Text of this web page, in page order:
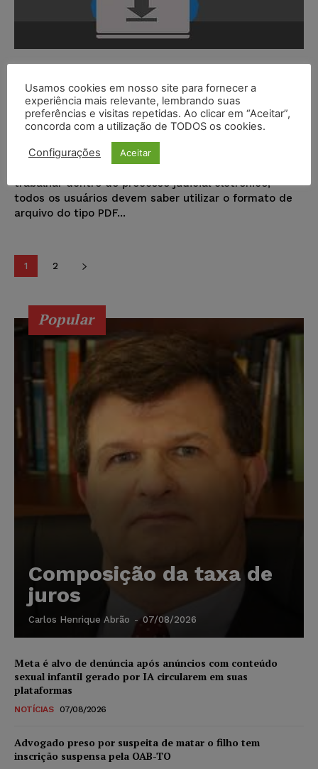
documentos para PDF
NOTÍCIAS Aedrons - 05/03/2018
inédita no Brasil para facilitar o manejo de todos os
documentos de um Processo Judicial Eletrônico. Para
trabalhar dentro do processo judicial eletrônico,
todos os usuários devem saber utilizar o formato de
arquivo do tipo PDF...
1 2
Popular
Composição da taxa de
juros
Carlos Henrique Abrão - 07/08/2026
Meta é alvo de denúncia após anúncios com conteúdo
sexual infantil gerado por IA circularem em suas
plataformas
NOTÍCIAS 07/08/2026
Advogado preso por suspeita de matar o filho tem
inscrição suspensa pela OAB-TO
Usamos cookies em nosso site para fornecer a
experiência mais relevante, lembrando suas
preferências e visitas repetidas. Ao clicar em “Aceitar”,
concorda com a utilização de TODOS os cookies.
Configurações Aceitar